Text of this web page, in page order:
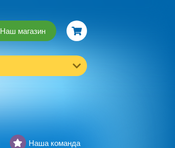
Наш магазин
Наша команда